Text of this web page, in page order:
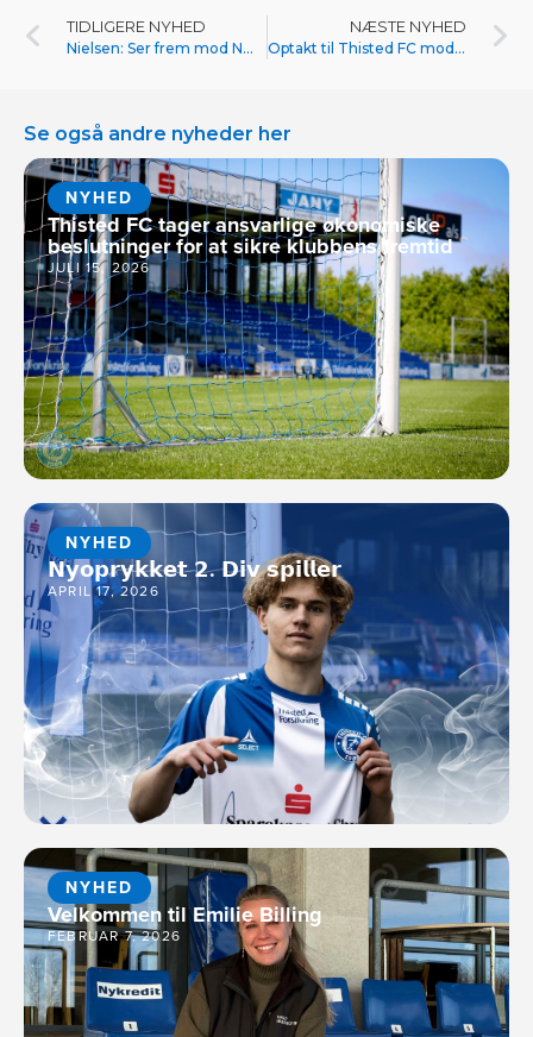
TIDLIGERE NYHED
Nielsen: Ser frem mod Næstved søndag
NÆSTE NYHED
Optakt til Thisted FC mod Næstved BK
Se også andre nyheder her
NYHED
Thisted FC tager ansvarlige økonomiske
beslutninger for at sikre klubbens fremtid
JULI 15, 2026
NYHED
𝗡𝘆𝗼𝗽𝗿𝘆𝗸𝗸𝗲𝘁 𝟮. 𝗗𝗶𝘃 𝘀𝗽𝗶𝗹𝗹𝗲𝗿
APRIL 17, 2026
NYHED
Velkommen til Emilie Billing
FEBRUAR 7, 2026